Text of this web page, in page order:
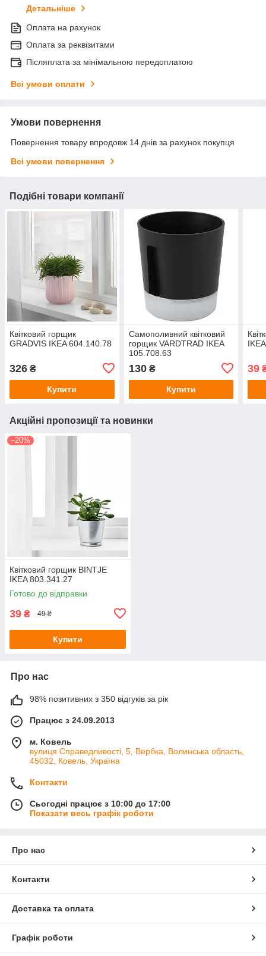
Детальніше
Оплата на рахунок
Оплата за реквізитами
Післяплата за мінімальною передоплатою
Всі умови оплати
Умови повернення
Повернення товару впродовж 14 днів за рахунок покупця
Всі умови повернення
Подібні товари компанії
Квітковий горщик
GRADVIS IKEA 604.140.78
326 ₴
Купити
Самополивний квітковий
горщик VARDTRAD IKEA
105.708.63
130₴
Купити
39
Акційні пропозиції та новинки
–20%
Квітковий горщик BINTJE
IKEA 803.341.27
Готово до відправки
39 ₴ 49 ₴
Купити
Про нас
98% позитивних з 350 відгуків за рік
Працює з 24.09.2013
м. Ковель
вулиця Справедливості, 5, Вербка, Волинська область,
45032, Ковель, Україна
Контакти
Сьогодні працює з 10:00 до 17:00
Показати весь графік роботи
Про нас
Контакти
Доставка та оплата
Графік роботи